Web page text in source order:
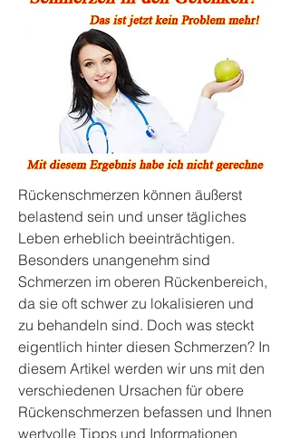
Rückenschmerzen können äußerst
belastend sein und unser tägliches
Leben erheblich beeinträchtigen.
Besonders unangenehm sind
Schmerzen im oberen Rückenbereich,
da sie oft schwer zu lokalisieren und
zu behandeln sind. Doch was steckt
eigentlich hinter diesen Schmerzen? In
diesem Artikel werden wir uns mit den
verschiedenen Ursachen für obere
Rückenschmerzen befassen und Ihnen
wertvolle Tipps und Informationen